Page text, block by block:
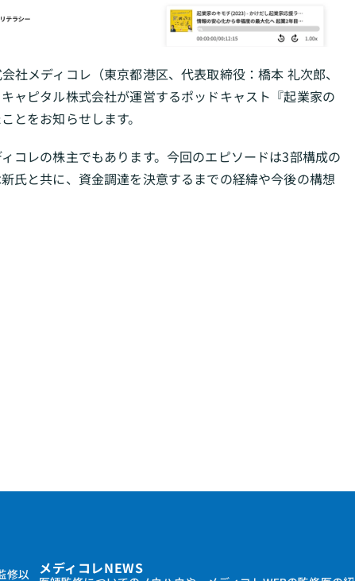
社メディコレ（東京都港区、代表取締役：橋本 礼次郎、
ャピタル株式会社が運営するポッドキャスト『起業家の
とをお知らせします。
コレの株主でもあります。今回のエピソードは3部構成の
氏と共に、資金調達を決意するまでの経緯や今後の構想
修以 メディコレNEWS